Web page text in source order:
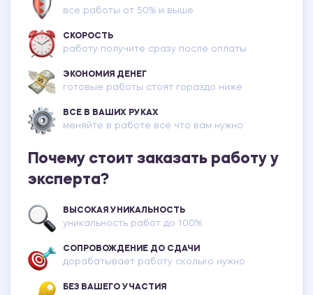
все работы от 50% и выше
СКОРОСТЬ
работу получите сразу после оплаты
ЭКОНОМИЯ ДЕНЕГ
готовые работы стоят гораздо ниже
ВСЕ В ВАШИХ РУКАХ
меняйте в работе всё что вам нужно
Почему стоит заказать работу у
эксперта?
ВЫСОКАЯ УНИКАЛЬНОСТЬ
уникальность работ до 100%
СОПРОВОЖДЕНИЕ ДО СДАЧИ
дорабатывает работу сколько нужно
БЕЗ ВАШЕГО УЧАСТИЯ